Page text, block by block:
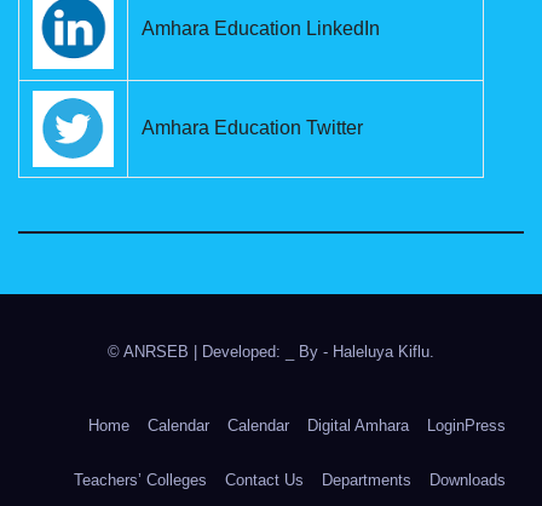
Amhara Education LinkedIn
Amhara Education Twitter
© ANRSEB Developed: _ By - Haleluya Kiflu
Home Calendar Calendar Digital Amhara LoginPress
Teachers’ Colleges Contact Us Departments Downloads